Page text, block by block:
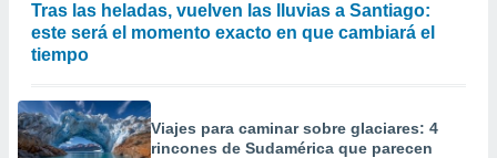
Tras las heladas, vuelven las lluvias a Santiago:
este será el momento exacto en que cambiará el
tiempo
Viajes para caminar sobre glaciares: 4
rincones de Sudamérica que parecen